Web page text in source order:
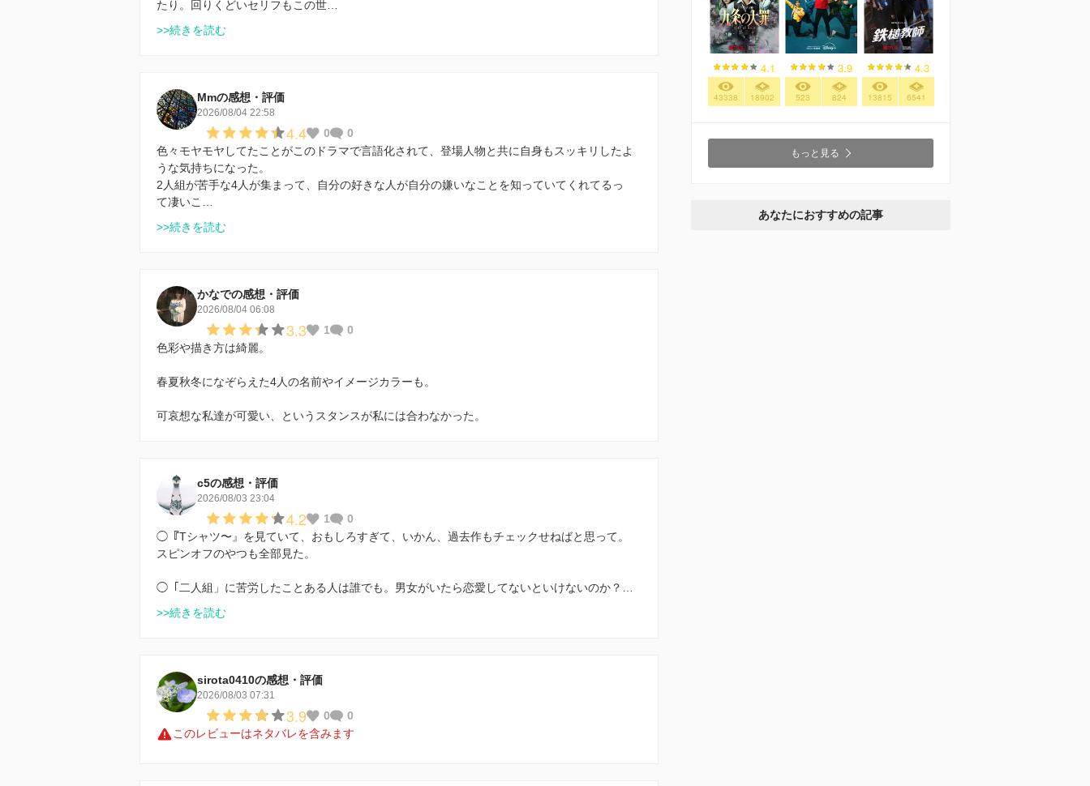
たり。回りくどいセリフもこの世…
>>続きを読む
Mmの感想・評価
2026/08/04 22:58
4.4 0
0
色々モヤモヤしてたことがこのドラマで言語化されて、登場人物と共に自身もスッキリしたよ
うな気持ちになった。
2人組が苦手な4人が集まって、自分の好きな人が自分の嫌いなことを知っていてくれてるっ
て凄いこ…
>>続きを読む
かなでの感想・評価
2026/08/04 06:08
3.3 1
0
色彩や描き方は綺麗。
春夏秋冬になぞらえた4人の名前やイメージカラーも。
可哀想な私達が可愛い、というスタンスが私には合わなかった。
c5の感想・評価
2026/08/03 23:04
4.2 1
0
◯『Tシャツ〜』を見ていて、おもしろすぎて、いかん、過去作もチェックせねばと思って。
スピンオフのやつも全部見た。
◯「二人組」に苦労したことある人は誰でも。男女がいたら恋愛してないといけないのか？…
>>続きを読む
sirota0410の感想・評価
2026/08/03 07:31
3.9 0
0
このレビューはネタバレを含みます
4.1
43338 18902
3.9
523 824
4.3
13815 6541
もっと見る
あなたにおすすめの記事